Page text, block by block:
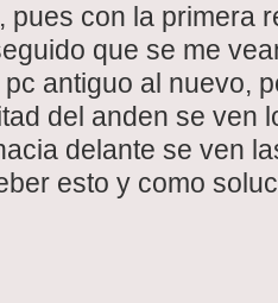
pues con la primera
que se me
antiguo al nuevo,
del anden se ven
delante se ven
esto y como